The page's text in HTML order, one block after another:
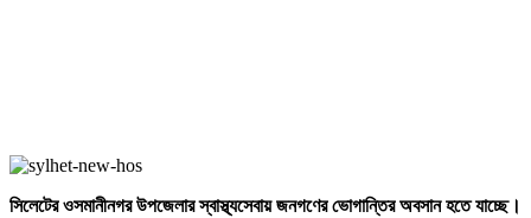
সিলেটের ওসমানীনগর উপজেলার স্বাস্থ্যসেবায় জনগণের ভোগান্তির অবসান হতে যাচ্ছে।